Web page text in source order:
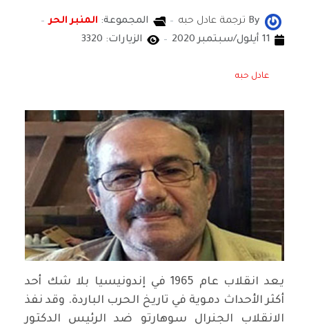
By ترجمة عادل حبه المجموعة: المنبر الحر
11 أيلول/سبتمبر 2020
الزيارات: 3320
عادل حبه
يعد انقلاب عام 1965 في إندونيسيا بلا شك أحد
أكثر الأحداث دموية في تاريخ الحرب الباردة. وقد نفذ
الانقلاب الجنرال سوهارتو ضد الرئيس الدكتور